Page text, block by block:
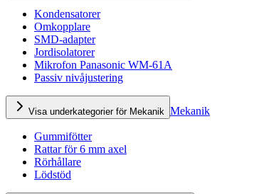
Kondensatorer
Omkopplare
SMD-adapter
Jordisolatorer
Mikrofon Panasonic WM-61A
Passiv nivåjustering
Visa underkategorier för Mekanik Mekanik
Gummifötter
Rattar för 6 mm axel
Rörhållare
Lödstöd